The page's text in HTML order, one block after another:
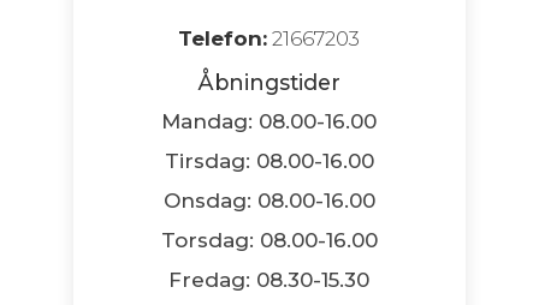
Telefon: 21667203
Åbningstider
Mandag: 08.00-16.00
Tirsdag: 08.00-16.00
Onsdag: 08.00-16.00
Torsdag: 08.00-16.00
Fredag: 08.30-15.30